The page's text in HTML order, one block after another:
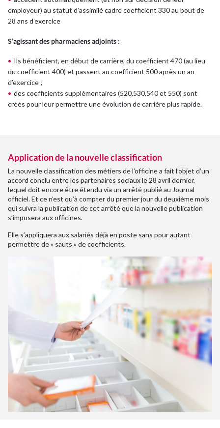
employeur) au statut d’assimilé cadre coefficient 330 au bout de
28 ans d’exercice
S’agissant des pharmaciens adjoints :
Ils bénéficient, en début de carrière, du coefficient 470 (au lieu
du coefficient 400) et passent au coefficient 500 après un an
d’exercice ;
des coefficients supplémentaires (520,530,540 et 550) sont
créés pour leur permettre une évolution de carrière plus rapide.
Application de la nouvelle classification
La nouvelle classification des métiers de l’officine a fait l’objet d’un
accord conclu entre les partenaires sociaux le 28 avril dernier,
lequel doit encore être étendu via un arrêté publié au Journal
officiel. Et ce n’est qu’à compter du premier jour du deuxième mois
qui suivra la publication de cet arrêté que la nouvelle publication
s’imposera aux officines.
Elle s’appliquera aux salariés déjà en poste sans pour autant
permettre de « sauts » de coefficients.